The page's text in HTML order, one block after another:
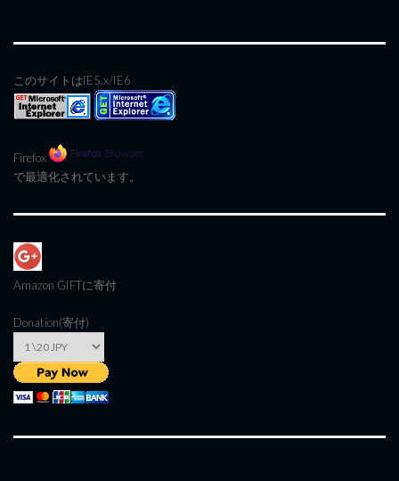
このサイトはIE5.x/IE6
Firefox
で最適化されています。
Amazon GIFTに寄付
Donation(寄付)